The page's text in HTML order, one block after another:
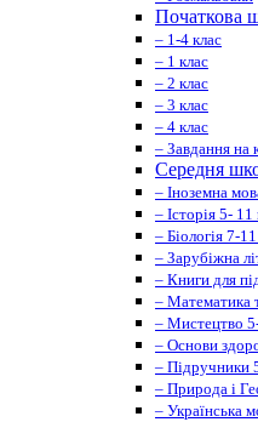
Початкова
– 1-4 клас
– 1 клас
– 2 клас
– 3 клас
– 4 клас
– Завдання на
Середня
– Іноземна
– Історія 5- 11
– Біологія 7-
– Зарубіжна
– Книги для
– Математика
– Мистецтво
– Основи
– Підручники
– Природа і
– Українська